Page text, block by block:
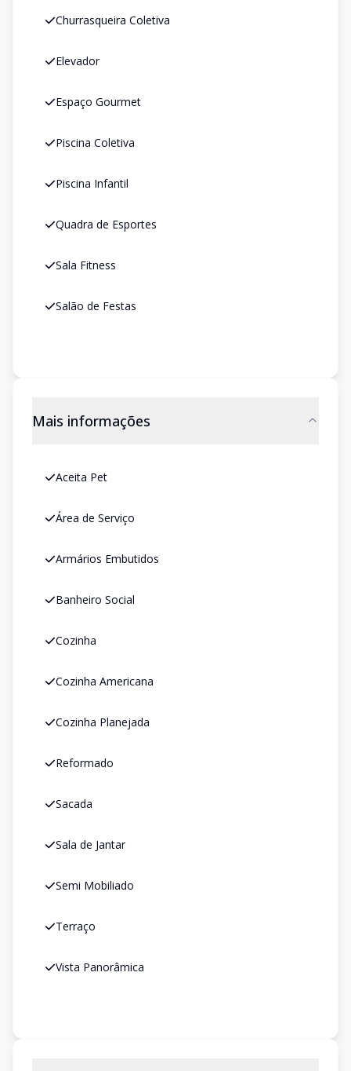
Churrasqueira Coletiva
Elevador
Espaço Gourmet
Piscina Coletiva
Piscina Infantil
Quadra de Esportes
Sala Fitness
Salão de Festas
Mais informações
Aceita Pet
Área de Serviço
Armários Embutidos
Banheiro Social
Cozinha
Cozinha Americana
Cozinha Planejada
Reformado
Sacada
Sala de Jantar
Semi Mobiliado
Terraço
Vista Panorâmica